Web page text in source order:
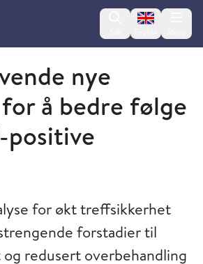
Change
nye
å bedre følge
positive
for økt treffsikkerhet
forstadier til
redusert overbehandling